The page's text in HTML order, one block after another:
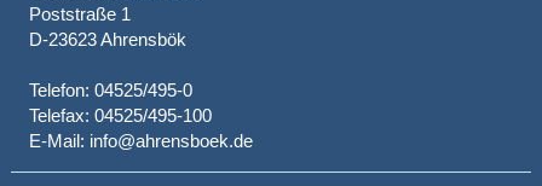
Poststraße 1
D-23623 Ahrensbök
Telefon: 04525/495-0
Telefax: 04525/495-100
E-Mail: info@ahrensboek.de